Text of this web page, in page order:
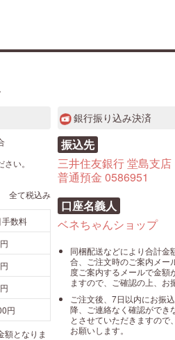
い。
全て税込み
数料
円
額となりま
銀行振り込み決済
振込先
三井住友銀行 堂島支店
普通預金 0586951
口座名義人
ベネちゃんショップ
同梱配送などにより合計金
合、ご注文時のご案内メー
度ご案内するメールで金額
ますので、ご確認の上、お
ご注文後、7日以内にお振
降、ご連絡なく確認ができ
とさせていただきますので
お願いします。